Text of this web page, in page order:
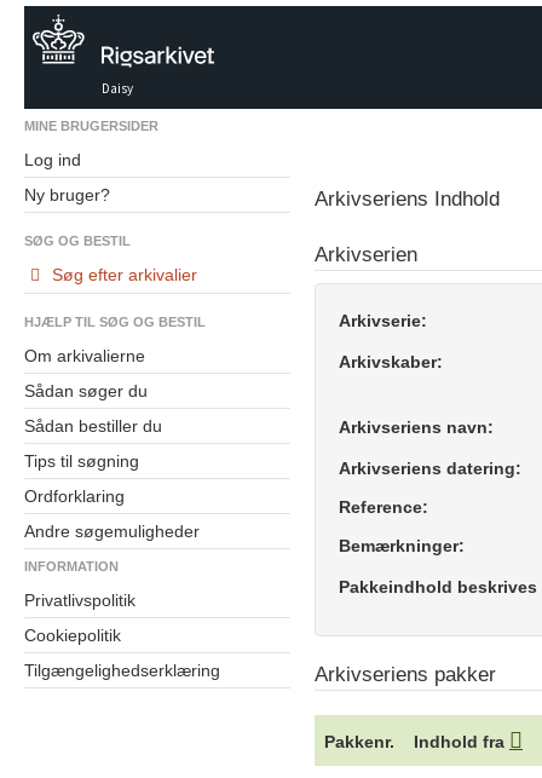
Daisy
MINE BRUGERSIDER
Log ind
Ny bruger?
SØG OG BESTIL
Søg efter arkivalier
HJÆLP TIL SØG OG BESTIL
Om arkivalierne
Sådan søger du
Sådan bestiller du
Tips til søgning
Ordforklaring
Andre søgemuligheder
INFORMATION
Privatlivspolitik
Cookiepolitik
Tilgængelighedserklæring
Arkivseriens Indhold
Arkivserien
Arkivserie:
Arkivskaber:
Arkivseriens navn:
Arkivseriens datering:
Reference:
Bemærkninger:
Pakkeindhold beskrives
Arkivseriens pakker
Pakkenr. Indhold fra